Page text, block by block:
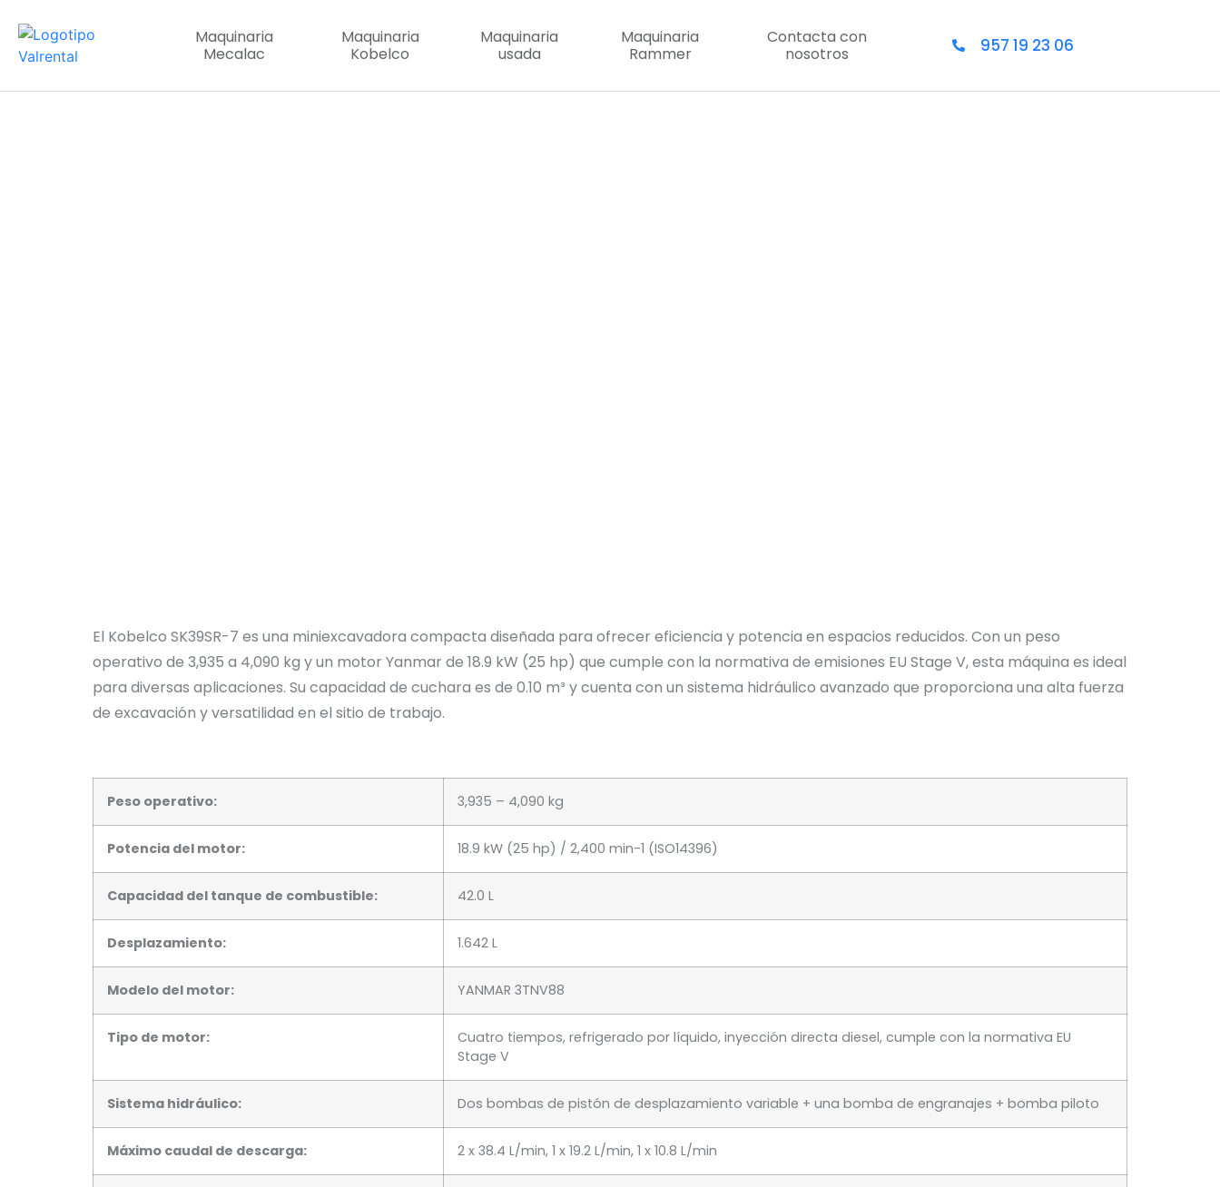
Maquinaria
Mecalac
Maquinaria
Kobelco
Maquinaria
usada
Maquinaria
Rammer
Contacta con
nosotros
957 19 23 06
El Kobelco SK39SR-7 es una miniexcavadora compacta diseñada para ofrecer eficiencia y potencia en espacios reducidos. Con un peso
operativo de 3,935 a 4,090 kg y un motor Yanmar de 18.9 kW (25 hp) que cumple con la normativa de emisiones EU Stage V, esta máquina es ideal
para diversas aplicaciones. Su capacidad de cuchara es de 0.10 m³ y cuenta con un sistema hidráulico avanzado que proporciona una alta fuerza
de excavación y versatilidad en el sitio de trabajo.
Peso operativo: 3,935 – 4,090 kg
Potencia del motor: 18.9 kW (25 hp) / 2,400 min-1 (ISO14396)
Capacidad del tanque de combustible: 42.0 L
Desplazamiento: 1.642 L
Modelo del motor: YANMAR 3TNV88
Tipo de motor:
Cuatro tiempos, refrigerado por líquido, inyección directa diesel, cumple con la normativa EU
Stage V
Sistema hidráulico: Dos bombas de pistón de desplazamiento variable + una bomba de engranajes + bomba piloto
Máximo caudal de descarga: 2 x 38.4 L/min, 1 x 19.2 L/min, 1 x 10.8 L/min